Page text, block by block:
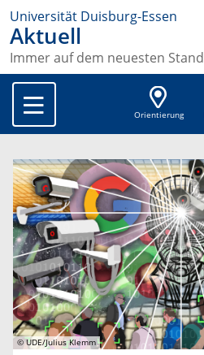
Universität Duisburg-Essen
Aktuell
Immer auf dem neuesten Stand
Orientierung
© UDE/Julius Klemm